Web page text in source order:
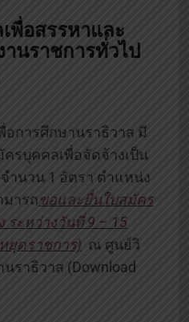
พื่อสรรหาและ
นราชการทั่วไป
ารศึกษานราธิวาส มี
รบุคคลเพื่อจัดจ้างเป็น
ำนวน 1 อัตรา ตำแหน่ง
ารถขอและยื่นใบสมัคร
ระหว่างวันที่ 9 – 15
ยุดราชการ) ณ ศูนย์วิ
ราธิวาส (Download